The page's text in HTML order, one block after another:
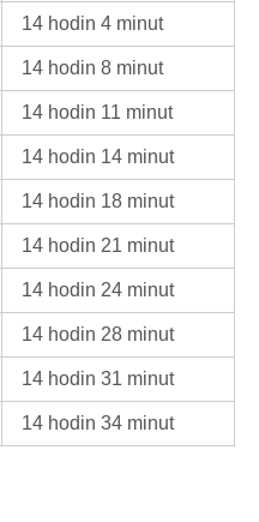
14 hodin 4 minut
14 hodin 8 minut
14 hodin 11 minut
14 hodin 14 minut
14 hodin 18 minut
14 hodin 21 minut
14 hodin 24 minut
14 hodin 28 minut
14 hodin 31 minut
14 hodin 34 minut